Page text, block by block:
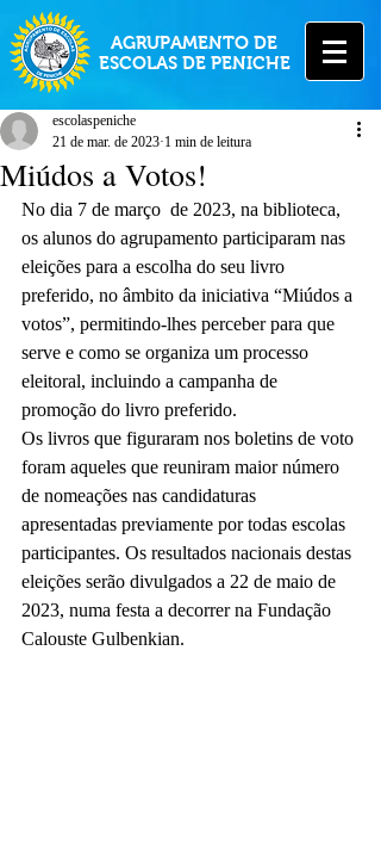
AGRUPAMENTO DE
ESCOLAS DE PENICHE
Miúdos a Votos!
escolaspeniche
21 de mar. de 2023 1 min de leitura
No dia 7 de março  de 2023, na biblioteca,
os alunos do agrupamento participaram nas
eleições para a escolha do seu livro
preferido, no âmbito da iniciativa “Miúdos a
votos”, permitindo-lhes perceber para que
serve e como se organiza um processo
eleitoral, incluindo a campanha de
promoção do livro preferido.
Os livros que figuraram nos boletins de voto
foram aqueles que reuniram maior número
de nomeações nas candidaturas
apresentadas previamente por todas escolas
participantes. Os resultados nacionais destas
eleições serão divulgados a 22 de maio de
2023, numa festa a decorrer na Fundação
Calouste Gulbenkian.